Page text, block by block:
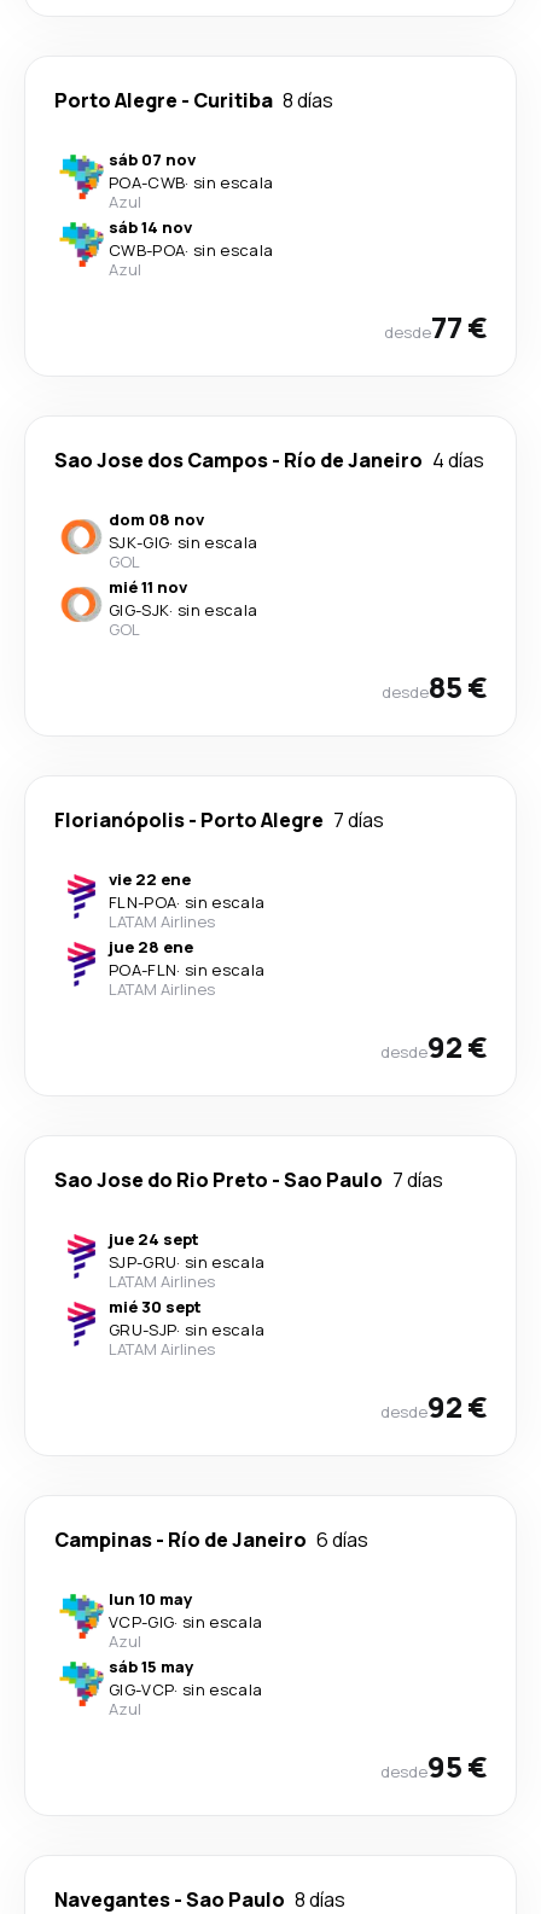
Porto Alegre - Curitiba 8 días
sáb 07 nov
POA-CWB· sin escala
Azul
sáb 14 nov
CWB-POA· sin escala
Azul
desde77 €
Sao Jose dos Campos- Río de Janeiro 4 días
dom 08 nov
SJK-GIG· sin escala
GOL
mié 11 nov
GIG-SJK· sin escala
GOL
desde85 €
Florianópolis- Porto Alegre 7 días
vie 22 ene
FLN-POA· sin escala
LATAM Airlines
jue 28 ene
POA-FLN· sin escala
LATAM Airlines
desde92 €
Sao Jose do Rio Preto -Sao Paulo 7 días
jue 24 sept
SJP-GRU· sin escala
LATAM Airlines
mié 30 sept
GRU-SJP· sin escala
LATAM Airlines
desde92 €
Campinas- Río de Janeiro 6 días
lun 10 may
VCP-GIG· sin escala
Azul
sáb 15 may
GIG-VCP· sin escala
Azul
desde95 €
Navegantes-Sao Paulo 8 días